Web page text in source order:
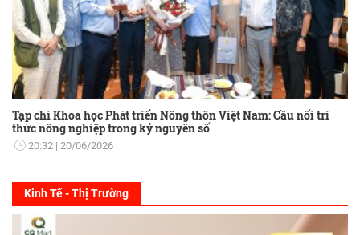
Tạp chí Khoa học Phát triển Nông thôn Việt Nam: Cầu nối tri
thức nông nghiệp trong kỷ nguyên số
20:32 20/06/2026
Kinh Tế - Thị Trường